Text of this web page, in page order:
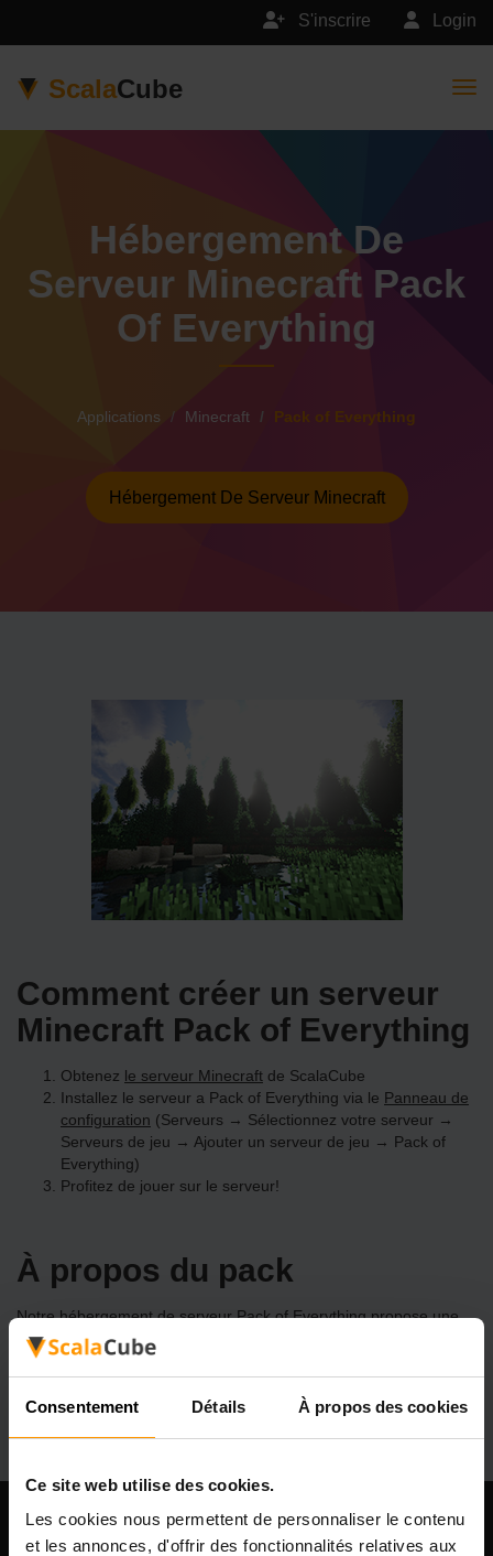
Consentement Détails À propos des cookies
Ce site web utilise des cookies.
Les cookies nous permettent de personnaliser le contenu
et les annonces, d'offrir des fonctionnalités relatives aux
Login
S'inscrire
ScalaCube
Hébergement De
Serveur Minecraft Pack
Of Everything
Applications Minecraft Pack of Everything
Hébergement De Serveur Minecraft
Comment créer un serveur
Minecraft Pack of Everything
Obtenez le serveur Minecraft de ScalaCube
Installez le serveur a Pack of Everything via le Panneau de
configuration (Serveurs → Sélectionnez votre serveur →
Serveurs de jeu → Ajouter un serveur de jeu → Pack of
Everything)
Profitez de jouer sur le serveur!
À propos du pack
Notre hébergement de serveur Pack of Everything propose une
installation simple en un clic pour plus de 3298 modpacks
uniques. Créez votre propre serveur Pack of Everything dès
aujourd'hui!
Notre compagnie